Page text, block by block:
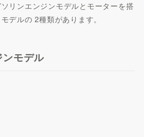
リンエンジンモデルとモーターを搭
デルの 2種類があります。
モデル